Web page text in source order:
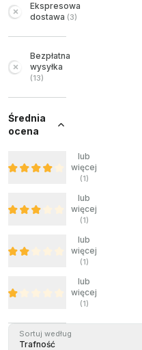
Ekspresowa
dostawa (3)
Bezpłatna
wysyłka
(13)
Średnia
ocena
lub
więcej
(1)
lub
więcej
(1)
lub
więcej
(1)
lub
więcej
(1)
Sortuj według
Trafność